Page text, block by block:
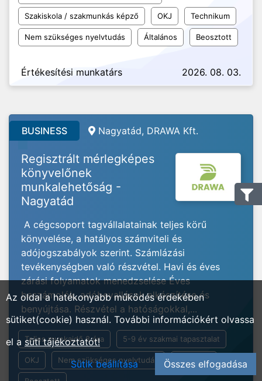
Szakiskola / szakmunkás képző OKJ Technikum
Nem szükséges nyelvtudás Általános Beosztott
Értékesítési munkatárs 2026. 08. 03.
BUSINESS Nagyatád, DRAWA Kft.
Regisztrált mérlegképes
könyvelőnek
munkalehetőság -
Nagyatád
A cégcsoport tagvállalatainak teljes körű
könyvelése, a hatályos számviteli és
adójogszabályok szerint. Számlázási
tevékenységben való részvétel. Havi és éves
zárási folyamatok menedzselése Éves
beszámolók, adóbevallások elkészítése és
benyújtása. Részvétel a hatóságokkal,...
Teljes munkaidő 8 óra 5-9 év szakmai tapasztalat
OKJ Nem szükséges nyelvtudás Általános
Az oldal a hatékonyabb működés érdekében
sütiket(cookie) használ. További információkért olvassa
el a süti tájékoztatót!
Sütik beállítása
Összes elfogadása